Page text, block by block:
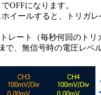
OFFになります。
イールすると、トリガレ
レート（毎秒何回のト
で、無信号時の電圧レベ